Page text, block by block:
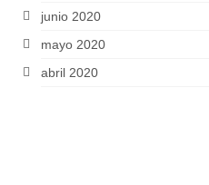
junio 2020
mayo 2020
abril 2020